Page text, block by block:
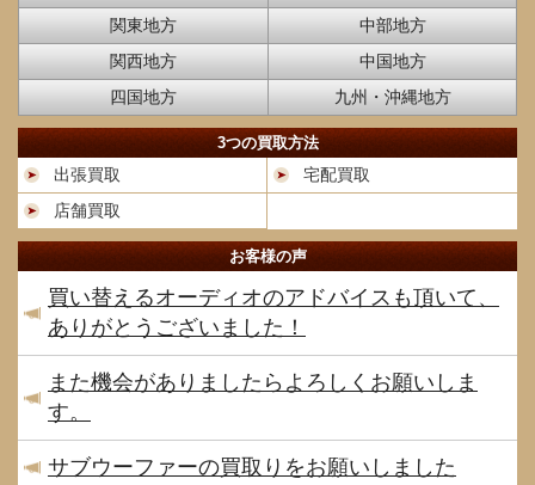
関東地方
中部地方
関西地方
中国地方
四国地方
九州・沖縄地方
3つの買取方法
出張買取
宅配買取
店舗買取
お客様の声
買い替えるオーディオのアドバイスも頂いて、
ありがとうございました！
また機会がありましたらよろしくお願いしま
す。
サブウーファーの買取りをお願いしました